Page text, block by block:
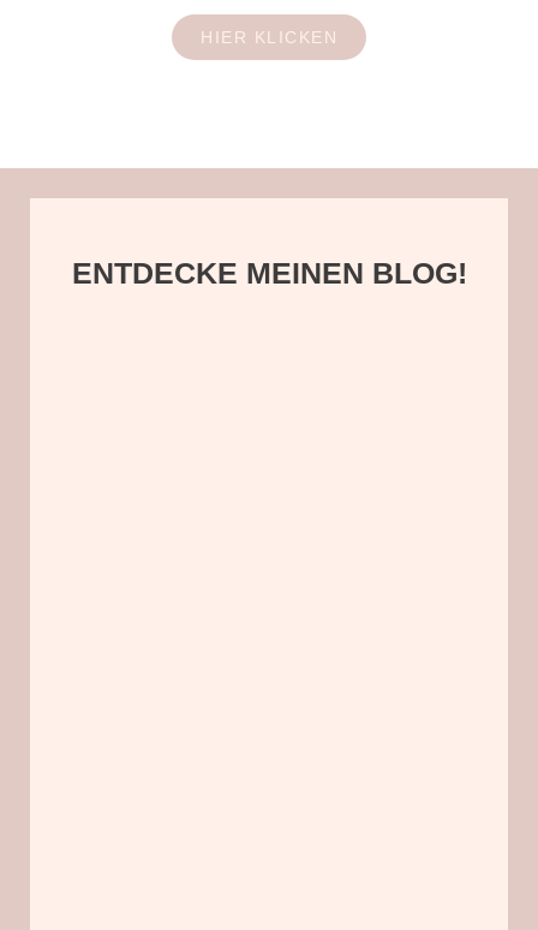
HIER KLICKEN
ENTDECKE MEINEN BLOG!